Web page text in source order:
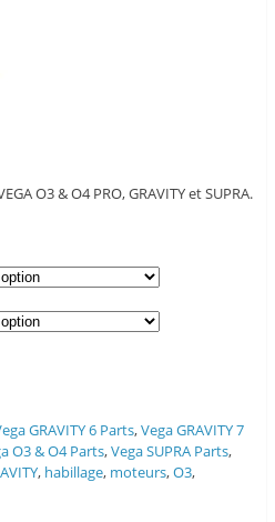
O3 & O4 PRO, GRAVITY et SUPRA.
GRAVITY 6 Parts,Vega GRAVITY 7
O3 & O4 Parts,Vega SUPRA Parts,
, habillage, moteurs,O3,